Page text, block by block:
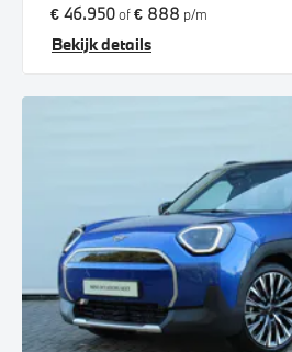
€ 46.950of€ 888 p/m
Bekijk details